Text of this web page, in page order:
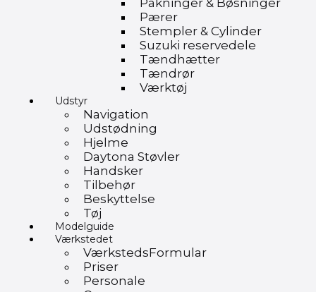
Pakninger & Bøsninger
Pærer
Stempler & Cylinder
Suzuki reservedele
Tændhætter
Tændrør
Værktøj
Udstyr
Navigation
Udstødning
Hjelme
Daytona Støvler
Handsker
Tilbehør
Beskyttelse
Tøj
Modelguide
Værkstedet
VærkstedsFormular
Priser
Personale